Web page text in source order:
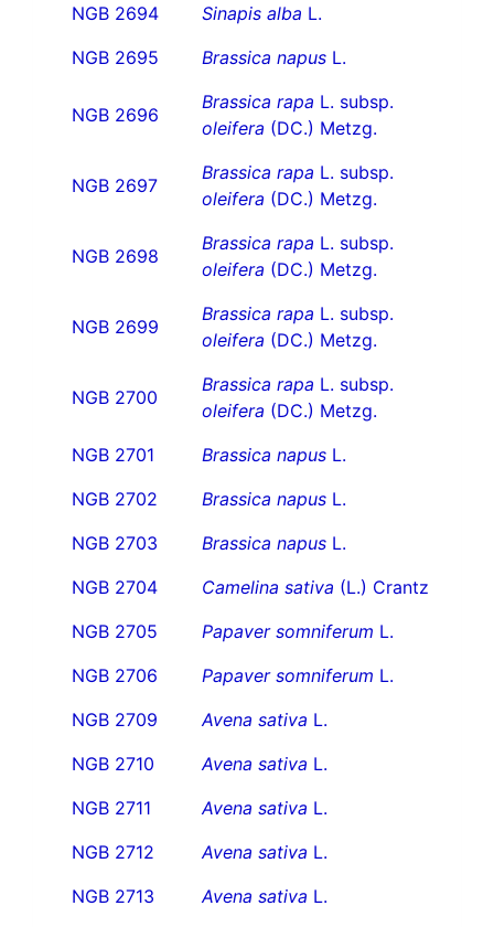
NGB 2694
Sinapis alba L.
NGB 2695
Brassica napus L.
NGB 2696
Brassica rapa L. subsp.
oleifera (DC.) Metzg.
NGB 2697
Brassica rapa L. subsp.
oleifera (DC.) Metzg.
NGB 2698
Brassica rapa L. subsp.
oleifera (DC.) Metzg.
NGB 2699
Brassica rapa L. subsp.
oleifera (DC.) Metzg.
NGB 2700
Brassica rapa L. subsp.
oleifera (DC.) Metzg.
NGB 2701
Brassica napus L.
NGB 2702
Brassica napus L.
NGB 2703
Brassica napus L.
NGB 2704
Camelina sativa (L.) Crantz
NGB 2705
Papaver somniferum L.
NGB 2706
Papaver somniferum L.
NGB 2709
Avena sativa L.
NGB 2710
Avena sativa L.
NGB 2711
Avena sativa L.
NGB 2712
Avena sativa L.
NGB 2713
Avena sativa L.